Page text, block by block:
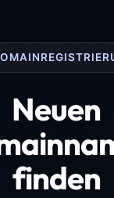
Neuen
finden